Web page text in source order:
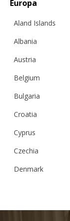
FUSTĂ
€319.00
Europa
Aland Islands
Albania
Austria
Belgium
Bulgaria
Croatia
Cyprus
Czechia
Denmark